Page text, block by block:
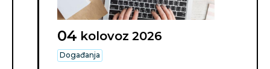
04 kolovoz 2026
Događanja